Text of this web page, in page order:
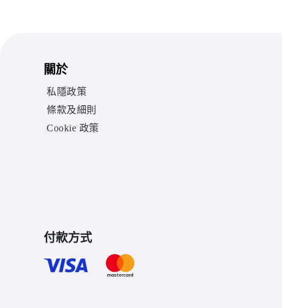
關於
私隱政策
條款及細則
Cookie 政策
付款方式